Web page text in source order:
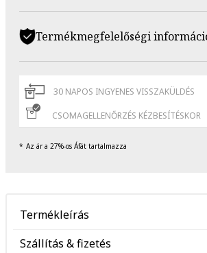
Termékmegfelelőségi
30 NAPOS INGYENES VISSZAKÜLDÉS
CSOMAGELLENŐRZÉS KÉZBESÍTÉSKOR
Az ár a 27%-os Áfát tartalmazza
Termékleírás
Szállítás & fizetés